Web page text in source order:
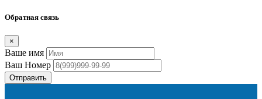
Обратная связь
×
Ваше имя
Ваш Номер
Отправить